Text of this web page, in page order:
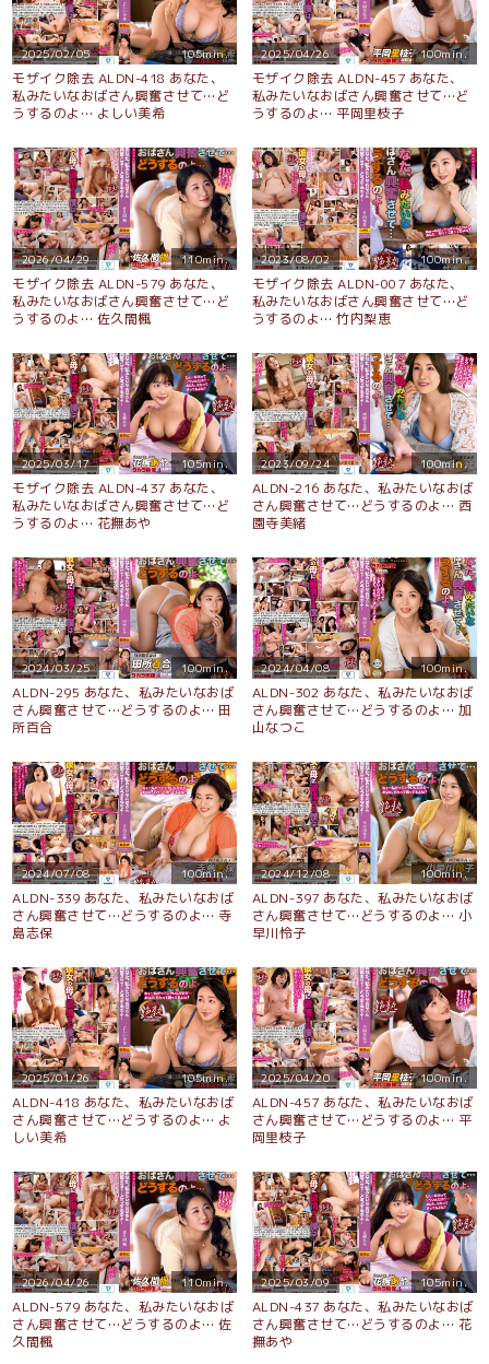
2025/02/05 105min.
モザイク除去 ALDN-418 あなた、
私みたいなおばさん興奮させて…ど
うするのよ… よしい美希
2025/04/26 100min.
モザイク除去 ALDN-457 あなた、
私みたいなおばさん興奮させて…ど
うするのよ… 平岡里枝子
2026/04/29 110min.
モザイク除去 ALDN-579 あなた、
私みたいなおばさん興奮させて…ど
うするのよ… 佐久間楓
2023/08/02 100min.
モザイク除去 ALDN-007 あなた、
私みたいなおばさん興奮させて…ど
うするのよ… 竹内梨恵
2025/03/17 105min.
モザイク除去 ALDN-437 あなた、
私みたいなおばさん興奮させて…ど
うするのよ… 花撫あや
2023/09/24 100min.
ALDN-216 あなた、私みたいなおば
さん興奮させて…どうするのよ… 西
園寺美緒
2024/03/25 100min.
ALDN-295 あなた、私みたいなおば
さん興奮させて…どうするのよ… 田
所百合
2024/04/08 100min.
ALDN-302 あなた、私みたいなおば
さん興奮させて…どうするのよ… 加
山なつこ
2024/07/08 100min.
ALDN-339 あなた、私みたいなおば
さん興奮させて…どうするのよ… 寺
島志保
2024/12/08 100min.
ALDN-397 あなた、私みたいなおば
さん興奮させて…どうするのよ… 小
早川怜子
2025/01/26 105min.
ALDN-418 あなた、私みたいなおば
さん興奮させて…どうするのよ… よ
しい美希
2025/04/20 100min.
ALDN-457 あなた、私みたいなおば
さん興奮させて…どうするのよ… 平
岡里枝子
2026/04/26 110min.
ALDN-579 あなた、私みたいなおば
さん興奮させて…どうするのよ… 佐
久間楓
2025/03/09 105min.
ALDN-437 あなた、私みたいなおば
さん興奮させて…どうするのよ… 花
撫あや